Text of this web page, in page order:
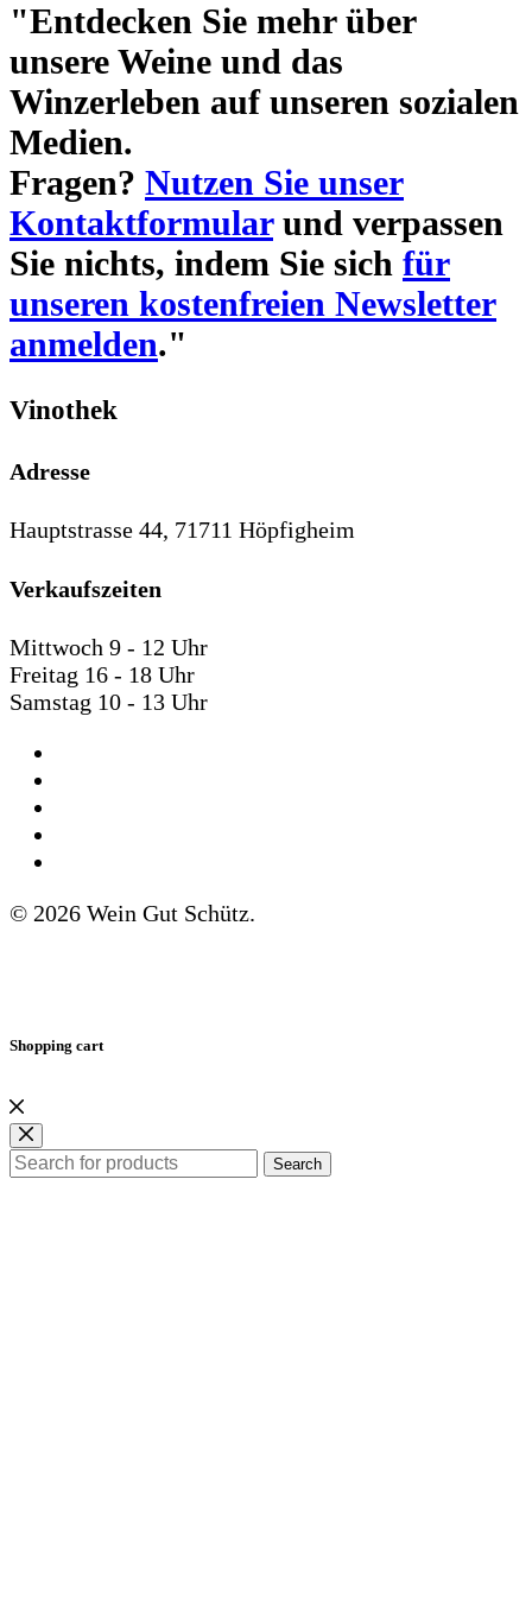
"Entdecken Sie mehr über
unsere Weine und das
Winzerleben auf unseren sozialen
Medien.
Fragen? Nutzen Sie unser
Kontaktformularund verpassen
Sie nichts, indem Sie sich für
unseren kostenfreien Newsletter
anmelden."
Vinothek
Adresse
Hauptstrasse 44, 71711 Höpfigheim
Verkaufszeiten
Mittwoch 9 - 12 Uhr
Freitag 16 - 18 Uhr
Samstag 10 - 13 Uhr
© 2026 Wein Gut Schütz.
Shopping cart
Search